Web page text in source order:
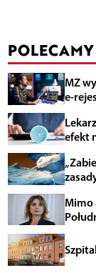
POLECAMY
MZ
e-
efekt
Mimo